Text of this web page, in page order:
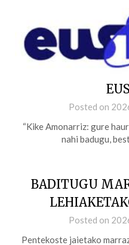
Posted on
“Kike Amonarriz: gure
nahi badugu,
BADITUGU
Posted on
Pentekoste jaietako